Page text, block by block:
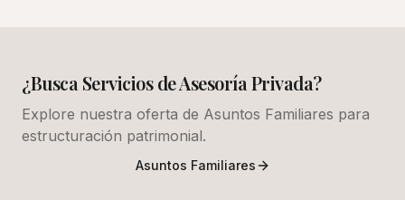
¿Busca Servicios de Asesoría Privada?
Explore nuestra oferta de Asuntos Familiares para
estructuración patrimonial.
Asuntos Familiares